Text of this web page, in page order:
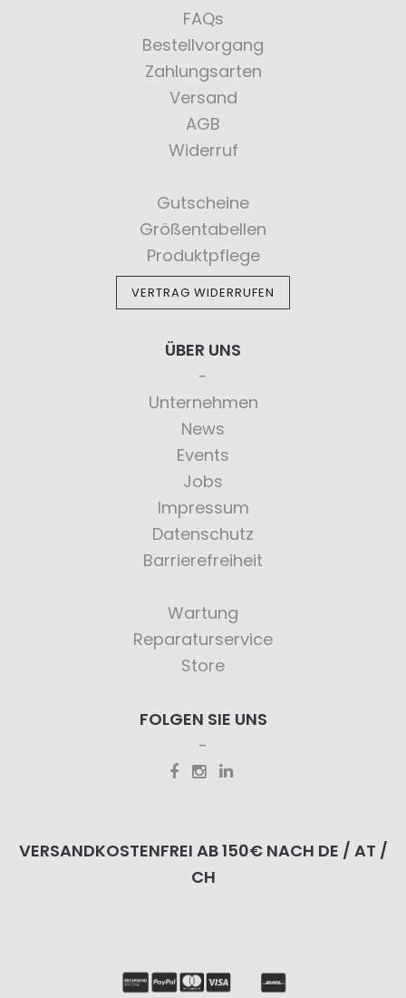
FAQs
Bestellvorgang
Zahlungsarten
Versand
AGB
Widerruf
Gutscheine
Größentabellen
Produktpflege
VERTRAG WIDERRUFEN
ÜBER UNS
Unternehmen
News
Events
Jobs
Impressum
Datenschutz
Barrierefreiheit
Wartung
Reparaturservice
Store
FOLGEN SIE UNS
VERSANDKOSTENFREI AB 150€ NACH DE / AT /
CH